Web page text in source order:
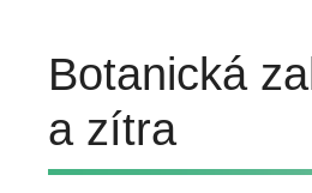
Botanická
a zítra